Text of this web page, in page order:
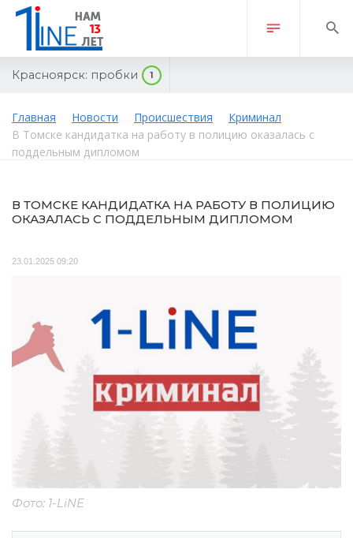
Красноярск: пробки 1
Главная Новости Происшествия
Криминал
В Томске кандидатка на работу в полицию оказалась с
поддельным дипломом
В ТОМСКЕ КАНДИДАТКА НА РАБОТУ В ПОЛИЦИЮ
ОКАЗАЛАСЬ С ПОДДЕЛЬНЫМ ДИПЛОМОМ
23.01.2025 09:20
Фото: 1-LiNE